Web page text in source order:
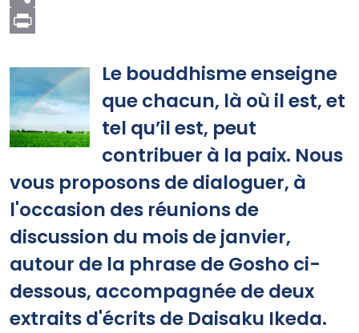
Le bouddhisme enseigne
que chacun, là où il est, et
tel qu’il est, peut
contribuer à la paix. Nous
vous proposons de dialoguer, à
l'occasion des réunions de
discussion du mois de janvier,
autour de la phrase de Gosho ci-
dessous, accompagnée de deux
extraits d'écrits de Daisaku Ikeda.